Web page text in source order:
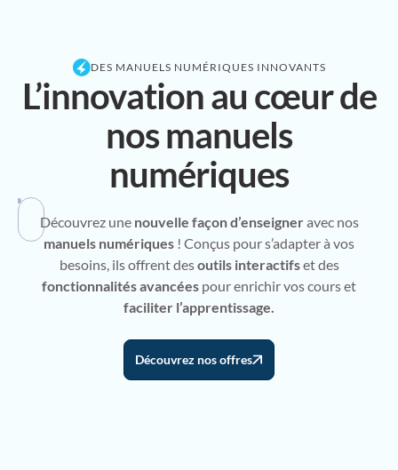
DES MANUELS NUMÉRIQUES INNOVANTS
L’innovation au cœur de
nos manuels
numériques
Découvrez unenouvelle façon d’enseigneravec nos
manuels numériques ! Conçus pour s’adapter à vos
besoins, ils offrent desoutils interactifset des
fonctionnalités avancées pour enrichir vos cours et
faciliter l’apprentissage.
Découvrez nos offres